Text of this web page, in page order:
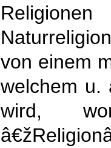
von einem
welchem u.
wird,